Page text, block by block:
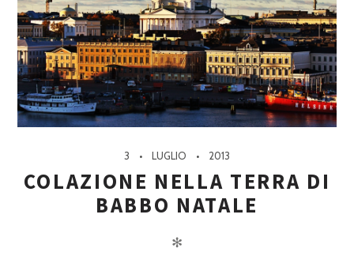
3 LUGLIO 2013
COLAZIONE NELLA TERRA DI
BABBO NATALE
✻